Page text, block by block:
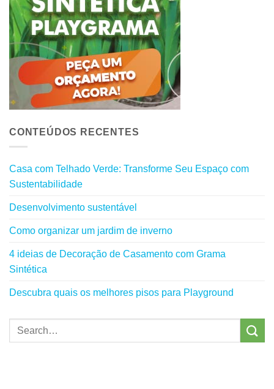
CONTEÚDOS RECENTES
Casa com Telhado Verde: Transforme Seu Espaço com
Sustentabilidade
Desenvolvimento sustentável
Como organizar um jardim de inverno
4 ideias de Decoração de Casamento com Grama
Sintética
Descubra quais os melhores pisos para Playground